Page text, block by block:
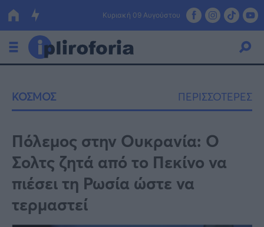
Κυριακή 09 Αυγούστου
Οικονομία
Πολιτική
Τράπεζες
Επιδοτήσεις
ΕΣΠΑ
Κόσμος
Lifestyle
ΚΟΣΜΟΣ ΠΕΡΙΣΣΟΤΕΡΕΣ
Πόλεμος στην Ουκρανία: Ο
Σολτς ζητά από το Πεκίνο να
πιέσει τη Ρωσία ώστε να
τερμαστεί